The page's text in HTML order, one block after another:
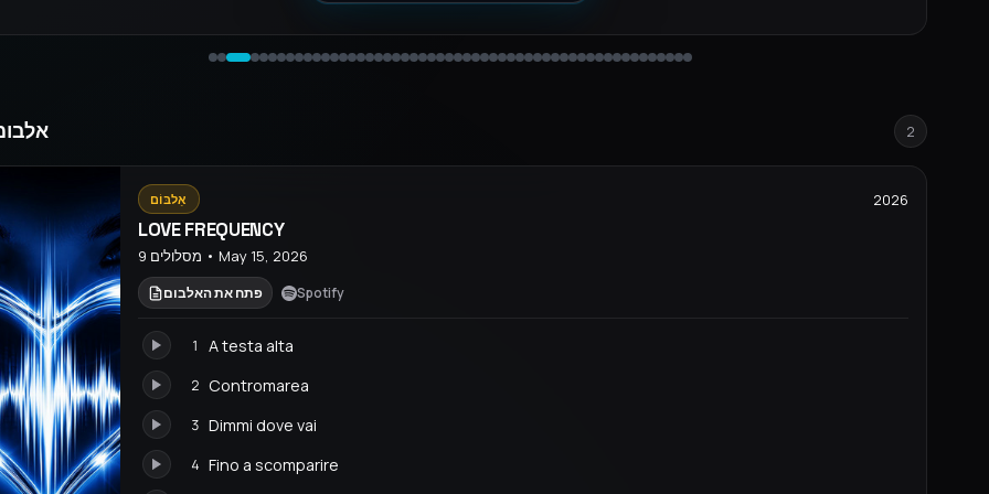
2
אַלבּוֹם 2026
LOVE FREQUENCY
9 מסלולים • May 15, 2026
פתח את האלבום Spotify
1 A testa alta
2 Contromarea
3 Dimmi dove vai
4 Fino a scomparire